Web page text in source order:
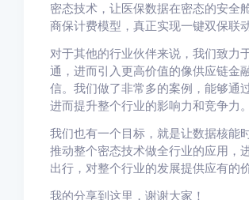
密态技术，让医保数据在密态的安全
商保计费模型，真正实现一键双保联
对于其他的行业伙伴来说，我们致力
通，进而引入更高价值的像供应链金
信。我们做了非常多的案例，能够通
进而提升整个行业的影响力和竞争力。
我们也有一个目标，就是让数据核能
推动整个密态技术做全行业的应用，
出行，对整个行业的发展提供应有的价
我的分享到这里，谢谢大家！